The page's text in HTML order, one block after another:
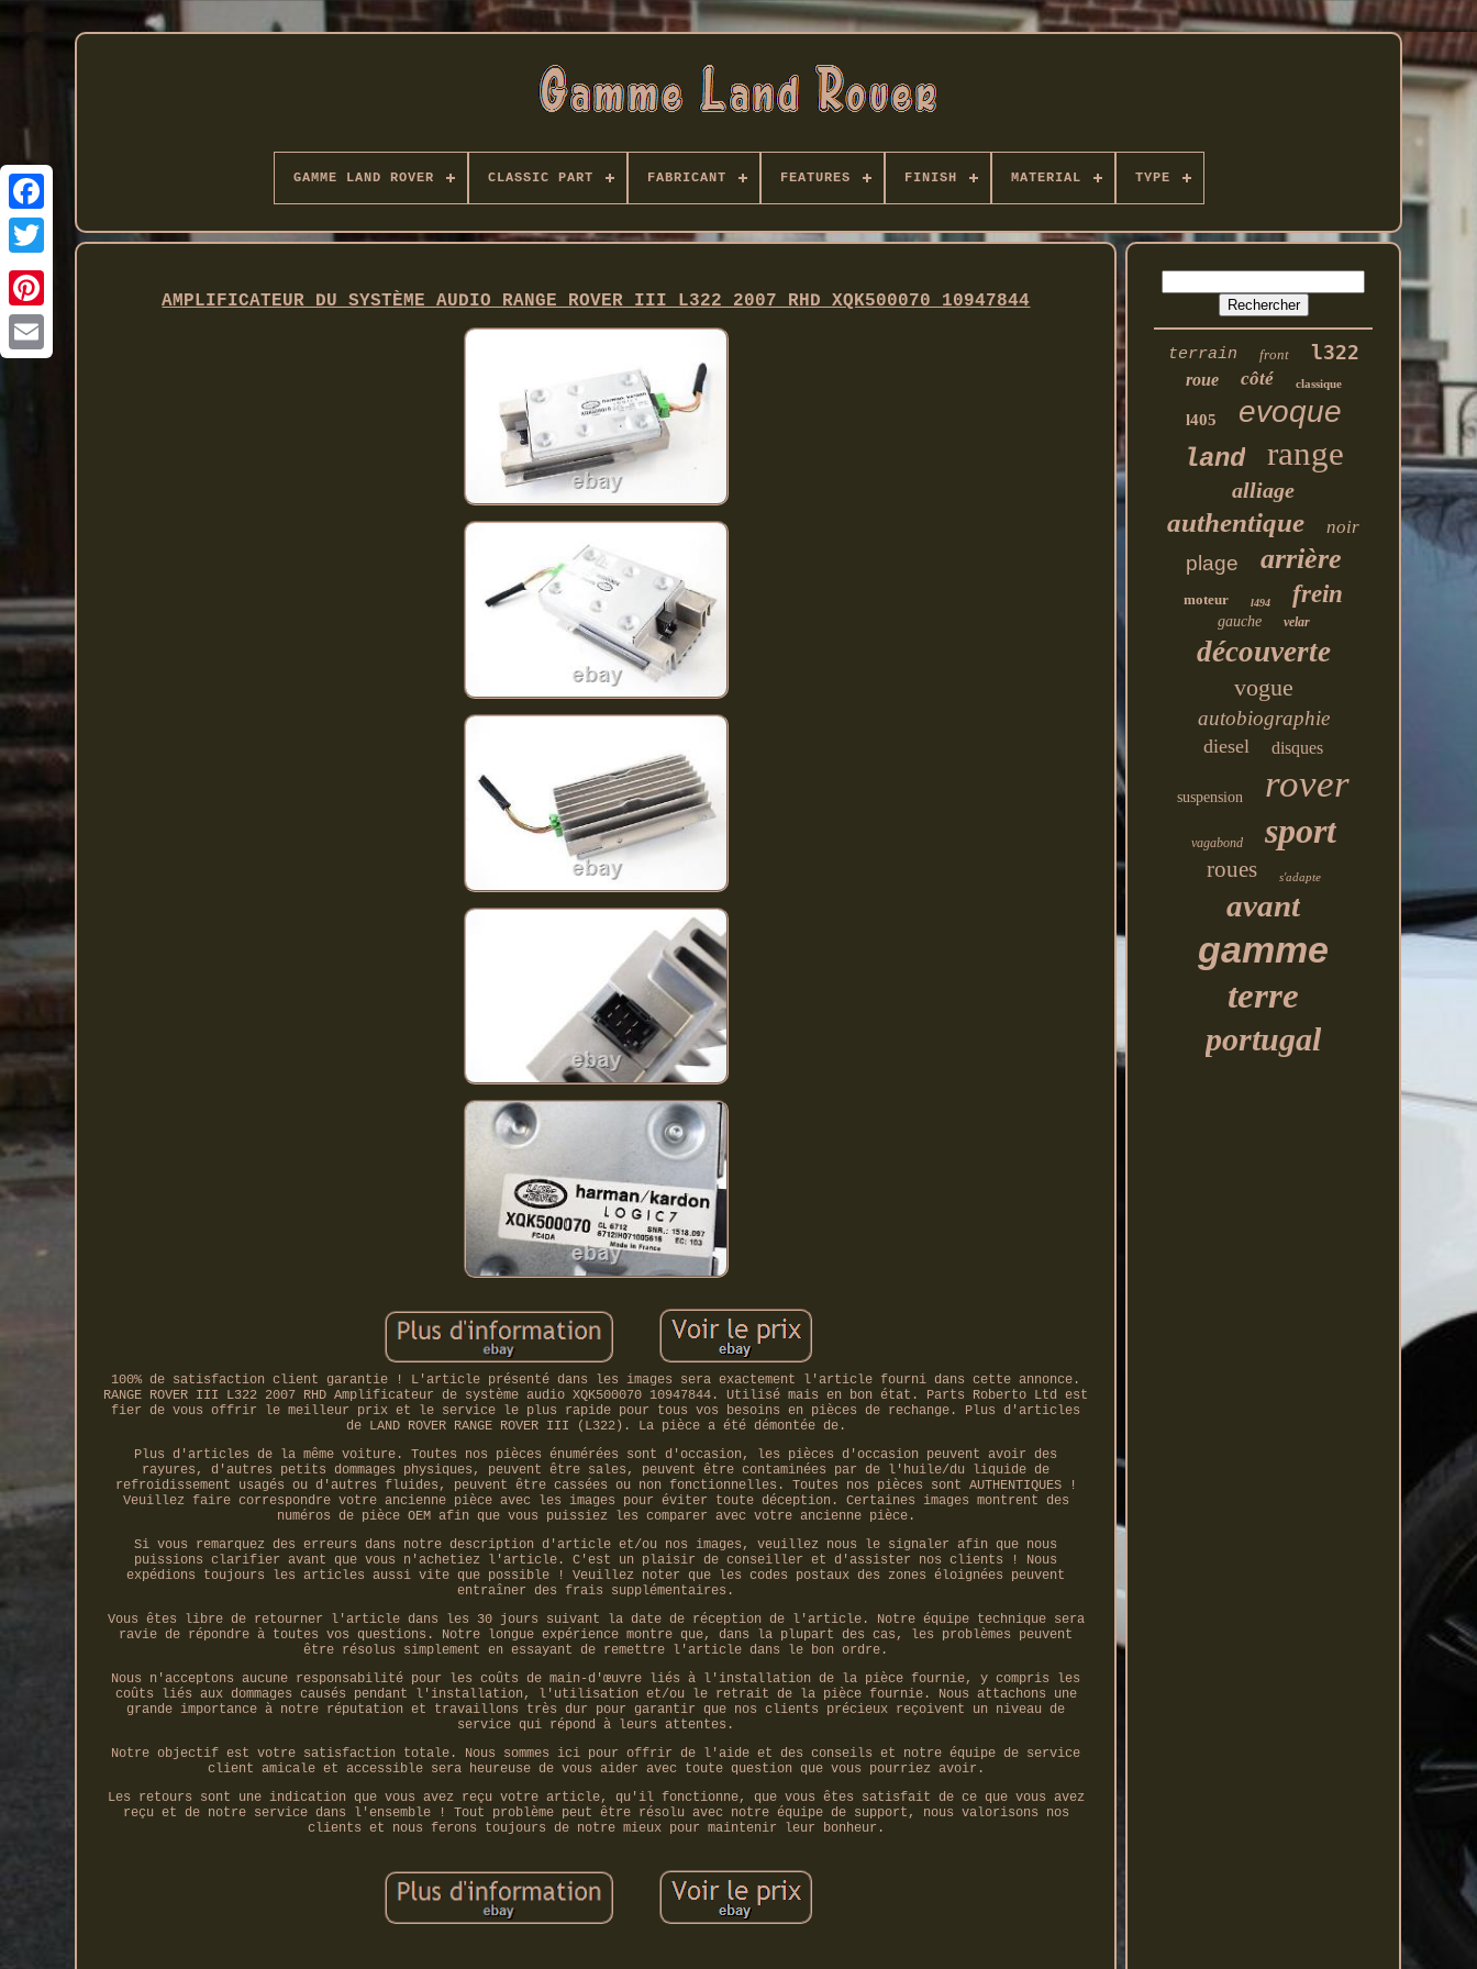
Twitter
GAMME LAND ROVER CLASSIC PART FABRICANT FEATURES FINISH MATERIAL TYPE
AMPLIFICATEUR DU SYSTÈME AUDIO RANGE ROVER III L322 2007 RHD XQK500070 10947844
100% de satisfaction client garantie ! L'article présenté dans les images sera exactement l'article fourni dans cette annonce.
RANGE ROVER III L322 2007 RHD Amplificateur de système audio XQK500070 10947844. Utilisé mais en bon état. Parts Roberto Ltd est
fier de vous offrir le meilleur prix et le service le plus rapide pour tous vos besoins en pièces de rechange. Plus d'articles
de LAND ROVER RANGE ROVER III (L322). La pièce a été démontée de.
Plus d'articles de la même voiture. Toutes nos pièces énumérées sont d'occasion, les pièces d'occasion peuvent avoir des
rayures, d'autres petits dommages physiques, peuvent être sales, peuvent être contaminées par de l'huile/du liquide de
refroidissement usagés ou d'autres fluides, peuvent être cassées ou non fonctionnelles. Toutes nos pièces sont AUTHENTIQUES !
Veuillez faire correspondre votre ancienne pièce avec les images pour éviter toute déception. Certaines images montrent des
numéros de pièce OEM afin que vous puissiez les comparer avec votre ancienne pièce.
Si vous remarquez des erreurs dans notre description d'article et/ou nos images, veuillez nous le signaler afin que nous
puissions clarifier avant que vous n'achetiez l'article. C'est un plaisir de conseiller et d'assister nos clients ! Nous
expédions toujours les articles aussi vite que possible ! Veuillez noter que les codes postaux des zones éloignées peuvent
entraîner des frais supplémentaires.
Vous êtes libre de retourner l'article dans les 30 jours suivant la date de réception de l'article. Notre équipe technique sera
ravie de répondre à toutes vos questions. Notre longue expérience montre que, dans la plupart des cas, les problèmes peuvent
être résolus simplement en essayant de remettre l'article dans le bon ordre.
Nous n'acceptons aucune responsabilité pour les coûts de main-d'œuvre liés à l'installation de la pièce fournie, y compris les
coûts liés aux dommages causés pendant l'installation, l'utilisation et/ou le retrait de la pièce fournie. Nous attachons une
grande importance à notre réputation et travaillons très dur pour garantir que nos clients précieux reçoivent un niveau de
service qui répond à leurs attentes.
Notre objectif est votre satisfaction totale. Nous sommes ici pour offrir de l'aide et des conseils et notre équipe de service
client amicale et accessible sera heureuse de vous aider avec toute question que vous pourriez avoir.
Les retours sont une indication que vous avez reçu votre article, qu'il fonctionne, que vous êtes satisfait de ce que vous avez
reçu et de notre service dans l'ensemble ! Tout problème peut être résolu avec notre équipe de support, nous valorisons nos
clients et nous ferons toujours de notre mieux pour maintenir leur bonheur.
terrain front l322
roue côté classique
l405 evoque
land range
alliage
authentique noir
plage arrière
moteur l494 frein
gauche velar
découverte
vogue
autobiographie
diesel disques
suspension rover
vagabond sport
roues s'adapte
avant
gamme
terre
portugal